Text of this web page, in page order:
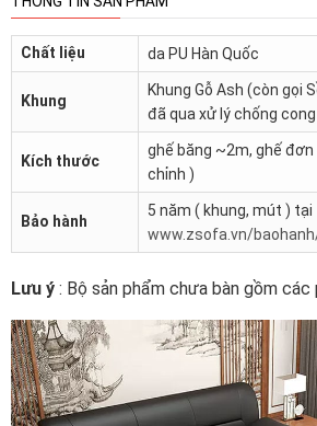
Chất liệu da PU Hàn Quốc
Khung
Khung Gỗ Ash (còn gọi
đã qua xử lý chống
Kích thước
ghế băng ~2m, ghế
chỉnh )
Bảo hành
5 năm ( khung, mút ) tại
www.zsofa.vn/
Lưu ý : Bộ sản phẩm chưa bàn gồm các